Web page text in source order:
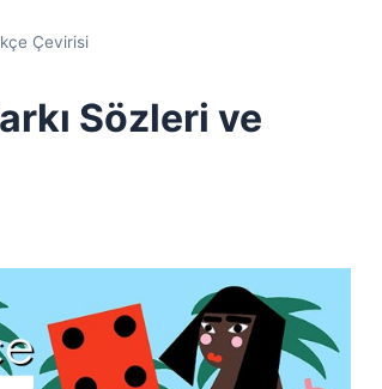
Çevirisi
Sözleri ve